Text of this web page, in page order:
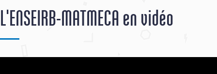
L'ENSEIRB-MATMECA en vidéo